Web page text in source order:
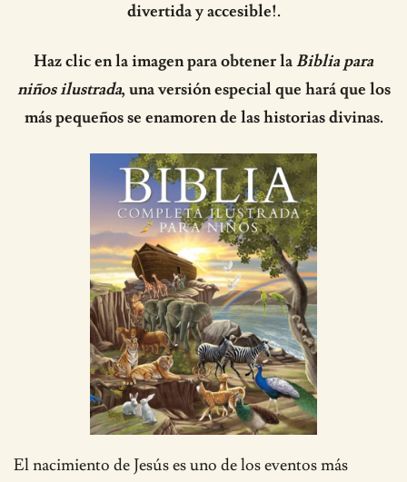
divertida y accesible!.
Haz clic en la imagen para obtener laBiblia para
niños ilustrada, una versión especial que hará que los
más pequeños se enamoren de las historias divinas.
El nacimiento de Jesús es uno de los eventos más